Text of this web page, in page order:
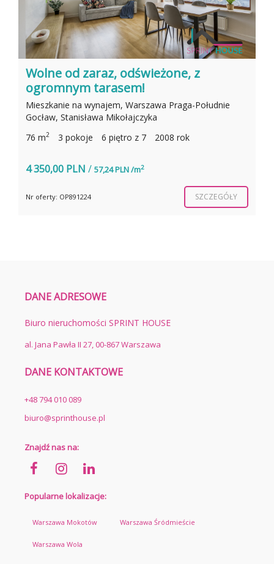
Wolne od zaraz, odświeżone, z
ogromnym tarasem!
Mieszkanie na wynajem, Warszawa Praga-Południe
Gocław, Stanisława Mikołajczyka
76 m2 3 pokoje 6 piętro z 7 2008 rok
4 350,00 PLN / 57,24 PLN /m2
Nr oferty: OP891224 SZCZEGÓŁY
DANE ADRESOWE
Biuro nieruchomości SPRINT HOUSE
al. Jana Pawła II 27, 00-867 Warszawa
DANE KONTAKTOWE
+48 794 010 089
biuro@sprinthouse.pl
Znajdź nas na:
Popularne lokalizacje:
Warszawa Mokotów Warszawa Śródmieście
Warszawa Wola